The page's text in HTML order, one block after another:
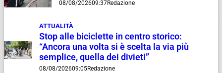
08/08/202609:37Redazione
ATTUALITÀ
Stop alle biciclette in centro storico:
“Ancora una volta si è scelta la via più
semplice, quella dei divieti”
08/08/202609:05Redazione